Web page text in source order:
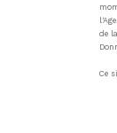
de
Ce